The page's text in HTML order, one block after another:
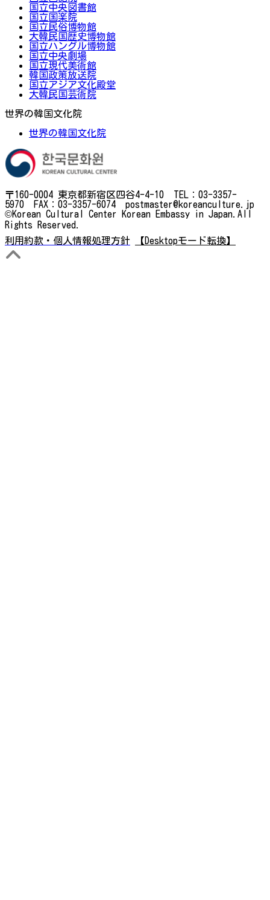
国立中央図書館
国立国楽院
国立民俗博物館
大韓民国歴史博物館
国立ハングル博物館
国立中央劇場
国立現代美術館
韓国政策放送院
国立アジア文化殿堂
大韓民国芸術院
世界の韓国文化院
世界の韓国文化院
〒160-0004 東京都新宿区四谷4-4-10 TEL：03-3357-
5970 FAX：03-3357-6074 postmaster@koreanculture.jp
©Korean Cultural Center Korean Embassy in Japan.All
Rights Reserved.
利用約款・個人情報処理方針
【Desktopモード転換】